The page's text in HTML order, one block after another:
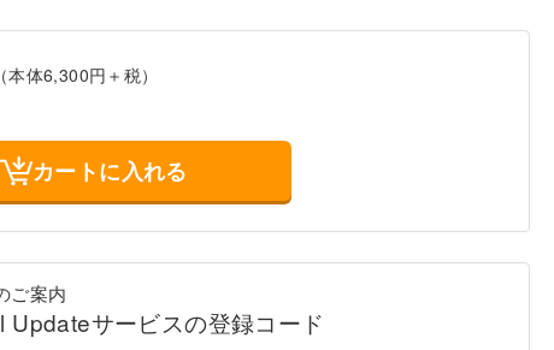
（本体6,300円＋税）
カートに入れる
ご案内
Updateサービスの登録コード